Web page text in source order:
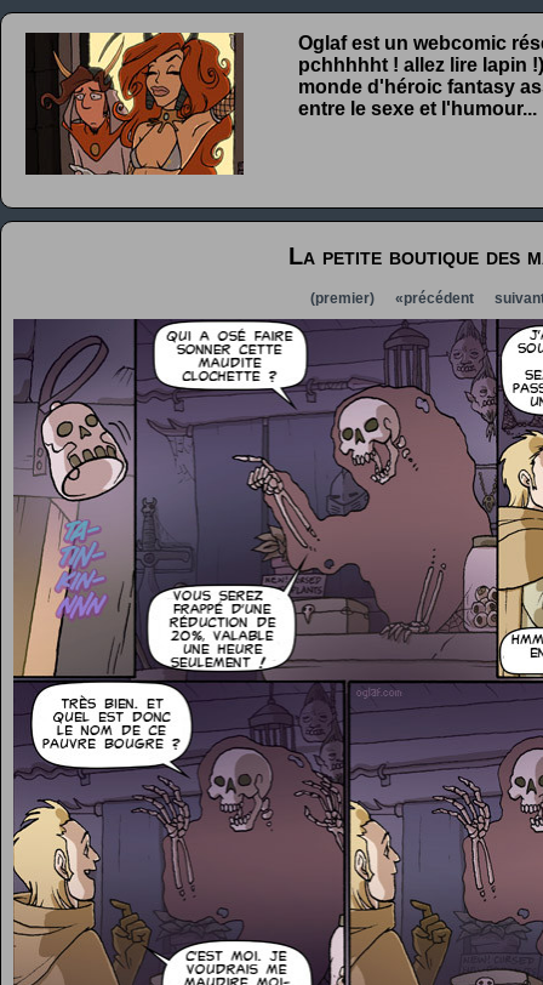
Oglaf est un webcomic
pchhhhht ! allez lire lapin
monde d'héroic fantasy
entre le sexe et l'humour...
La petite boutique des
(premier) «précédent